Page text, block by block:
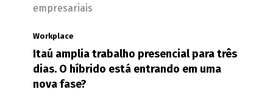
empresariais
Workplace
Itaú amplia trabalho presencial para três
dias. O híbrido está entrando em uma
nova fase?